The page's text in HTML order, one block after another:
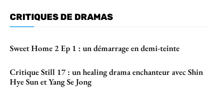
CRITIQUES DE DRAMAS
Sweet Home 2 Ep 1 : un démarrage en demi-teinte
Critique Still 17 : un healing drama enchanteur avec Shin
Hye Sun et Yang Se Jong